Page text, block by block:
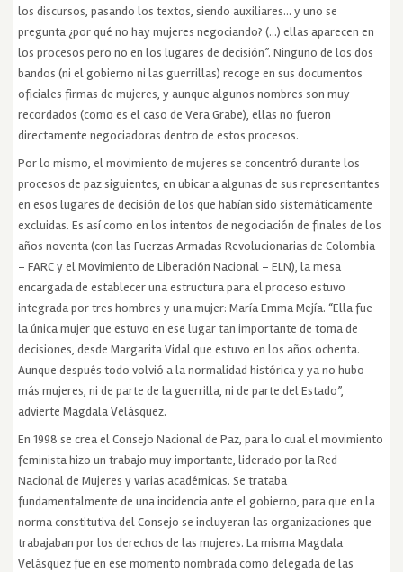
los discursos, pasando los textos, siendo auxiliares… y uno se
pregunta ¿por qué no hay mujeres negociando? (…) ellas aparecen en
los procesos pero no en los lugares de decisión”. Ninguno de los dos
bandos (ni el gobierno ni las guerrillas) recoge en sus documentos
oficiales firmas de mujeres, y aunque algunos nombres son muy
recordados (como es el caso de Vera Grabe), ellas no fueron
directamente negociadoras dentro de estos procesos.
Por lo mismo, el movimiento de mujeres se concentró durante los
procesos de paz siguientes, en ubicar a algunas de sus representantes
en esos lugares de decisión de los que habían sido sistemáticamente
excluidas. Es así como en los intentos de negociación de finales de los
años noventa (con las Fuerzas Armadas Revolucionarias de Colombia
– FARC y el Movimiento de Liberación Nacional – ELN), la mesa
encargada de establecer una estructura para el proceso estuvo
integrada por tres hombres y una mujer: María Emma Mejía. “Ella fue
la única mujer que estuvo en ese lugar tan importante de toma de
decisiones, desde Margarita Vidal que estuvo en los años ochenta.
Aunque después todo volvió a la normalidad histórica y ya no hubo
más mujeres, ni de parte de la guerrilla, ni de parte del Estado”,
advierte Magdala Velásquez.
En 1998 se crea el Consejo Nacional de Paz, para lo cual el movimiento
feminista hizo un trabajo muy importante, liderado por la Red
Nacional de Mujeres y varias académicas. Se trataba
fundamentalmente de una incidencia ante el gobierno, para que en la
norma constitutiva del Consejo se incluyeran las organizaciones que
trabajaban por los derechos de las mujeres. La misma Magdala
Velásquez fue en ese momento nombrada como delegada de las